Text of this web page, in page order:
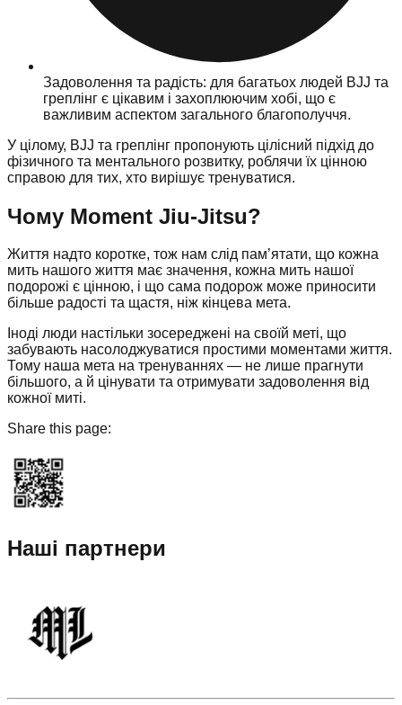
Задоволення та радість: для багатьох людей BJJ та
греплінг є цікавим і захоплюючим хобі, що є
важливим аспектом загального благополуччя.
У цілому, BJJ та греплінг пропонують цілісний підхід до
фізичного та ментального розвитку, роблячи їх цінною
справою для тих, хто вирішує тренуватися.
Чому Moment Jiu-Jitsu?
Життя надто коротке, тож нам слід пам’ятати, що кожна
мить нашого життя має значення, кожна мить нашої
подорожі є цінною, і що сама подорож може приносити
більше радості та щастя, ніж кінцева мета.
Іноді люди настільки зосереджені на своїй меті, що
забувають насолоджуватися простими моментами життя.
Тому наша мета на тренуваннях — не лише прагнути
більшого, а й цінувати та отримувати задоволення від
кожної миті.
Share this page:
Наші партнери